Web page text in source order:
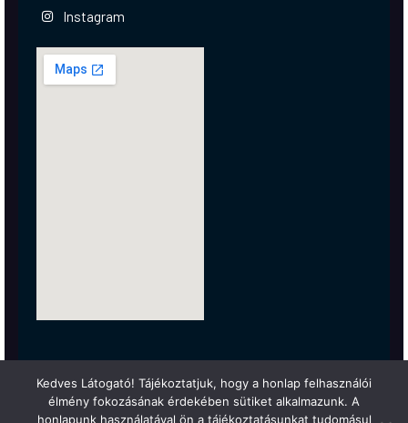
Instagram
Kedves Látogató! Tájékoztatjuk, hogy a honlap felhasználói
élmény fokozásának érdekében sütiket alkalmazunk. A
honlapunk használatával ön a tájékoztatásunkat tudomásul